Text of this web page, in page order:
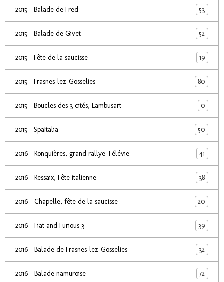
2015 - Balade de Fred 53
2015 - Balade de Givet 52
2015 - Fête de la saucisse 19
2015 - Frasnes-lez-Gosselies 80
2015 - Boucles des 3 cités, Lambusart 0
2015 - SpaItalia 50
2016 - Ronquières, grand rallye Télévie 41
2016 - Ressaix, Fête italienne 38
2016 - Chapelle, fête de la saucisse 20
2016 - Fiat and Furious 3 39
2016 - Balade de Frasnes-lez-Gosselies 32
2016 - Balade namuroise 72